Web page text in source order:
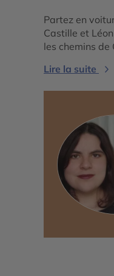
Partez en
Castille et
les chemins de
Lire la suite